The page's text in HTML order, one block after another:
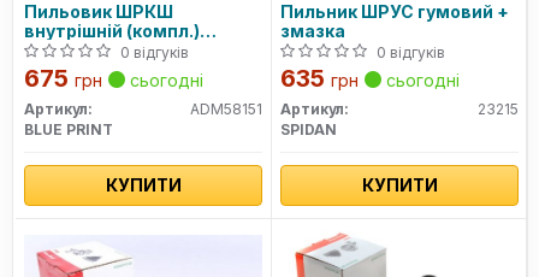
Пильовик ШРКШ
внутрішній (компл.)
Mazda, Mitsubishi, Toyota
(вир-во Blue Print)
0 відгуків
675 грн сьогодні
Артикул:
ADM58151
BLUE PRINT
КУПИТИ
Пильник ШРУС гумовий +
змазка
0 відгуків
635 грн сьогодні
Артикул:
23215
SPIDAN
КУПИТИ